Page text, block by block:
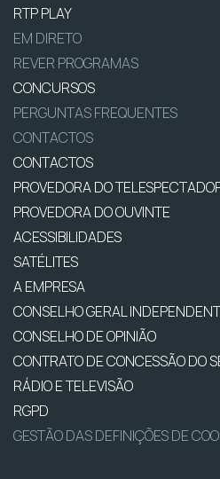
RTP PLAY
EM DIRETO
REVER PROGRAMAS
CONCURSOS
PERGUNTAS FREQUENTES
CONTACTOS
CONTACTOS
PROVEDORA DO
PROVEDORA DO OUVINTE
ACESSIBILIDADES
SATÉLITES
A EMPRESA
CONSELHO GERAL
CONSELHO DE OPINIÃO
CONTRATO DE CONCESSÃO DO
RÁDIO E TELEVISÃO
RGPD
GESTÃO DAS DEFINIÇÕES DE